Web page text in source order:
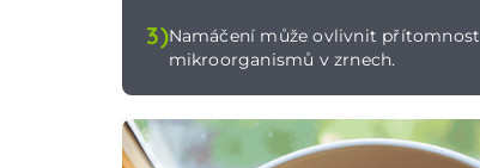
3)Namáčení může ovlivnit přítomnost
mikroorganismů v zrnech.